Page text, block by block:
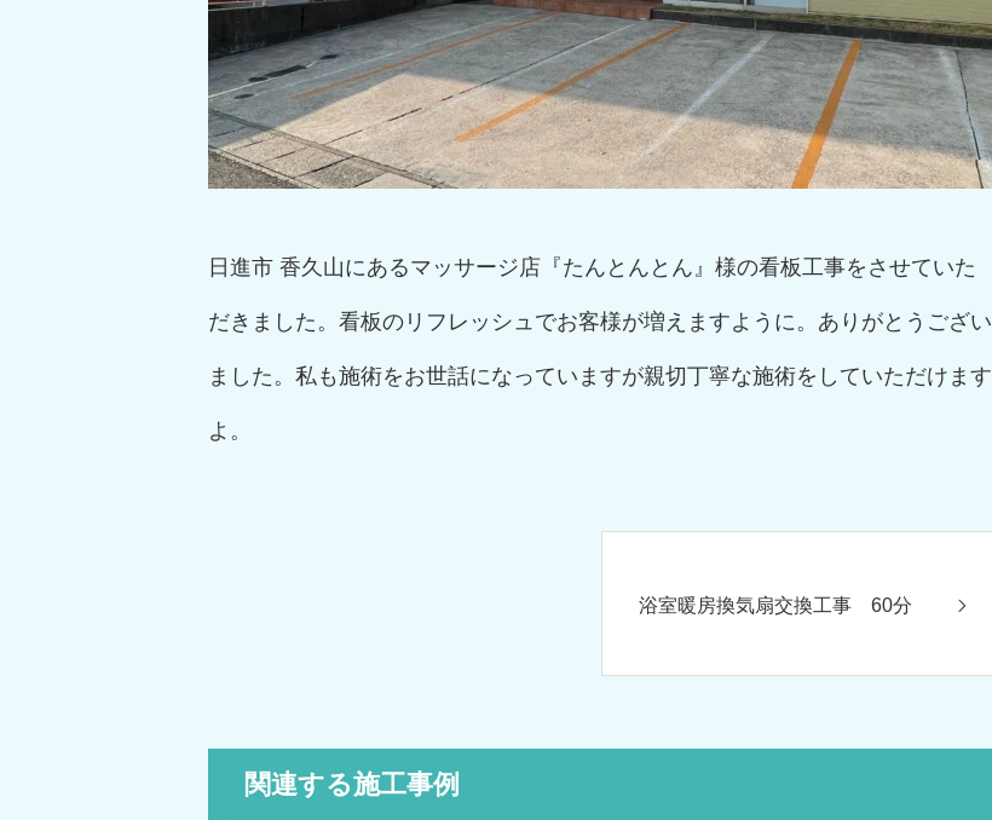
日進市 香久山にあるマッサージ店『たんとんとん』様の看板工事をさせていた
だきました。看板のリフレッシュでお客様が増えますように。ありがとうござい
ました。私も施術をお世話になっていますが親切丁寧な施術をしていただけます
よ。
浴室暖房換気扇交換工事 60分
関連する施工事例